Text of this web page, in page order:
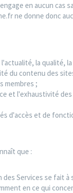
en aucun cas
ne donne donc
la qualité,
du contenu des
membres ;
et l'exhaustivité
d'accès et de
que :
des Services se fait à
en ce qui